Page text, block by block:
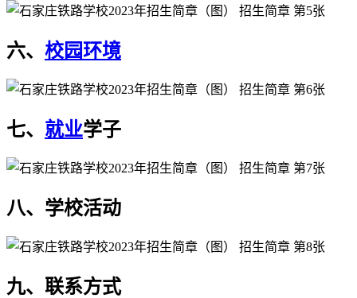
六、 校园环境
七、 就业学子
八、学校活动
九、联系方式